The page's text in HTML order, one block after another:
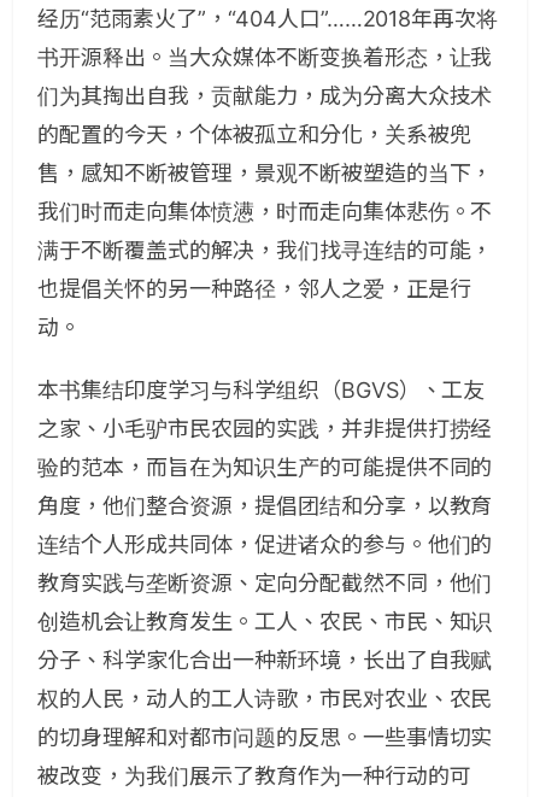
经历“范雨素火了”，“404人口”……2018年再次将
书开源释出。当大众媒体不断变换着形态，让我
们为其掏出自我，贡献能力，成为分离大众技术
的配置的今天，个体被孤立和分化，关系被兜
售，感知不断被管理，景观不断被塑造的当下，
我们时而走向集体愤懑，时而走向集体悲伤。不
满于不断覆盖式的解决，我们找寻连结的可能，
也提倡关怀的另一种路径，邻人之爱，正是行
动。
本书集结印度学习与科学组织（BGVS）、工友
之家、小毛驴市民农园的实践，并非提供打捞经
验的范本，而旨在为知识生产的可能提供不同的
角度，他们整合资源，提倡团结和分享，以教育
连结个人形成共同体，促进诸众的参与。他们的
教育实践与垄断资源、定向分配截然不同，他们
创造机会让教育发生。工人、农民、市民、知识
分子、科学家化合出一种新环境，长出了自我赋
权的人民，动人的工人诗歌，市民对农业、农民
的切身理解和对都市问题的反思。一些事情切实
被改变，为我们展示了教育作为一种行动的可